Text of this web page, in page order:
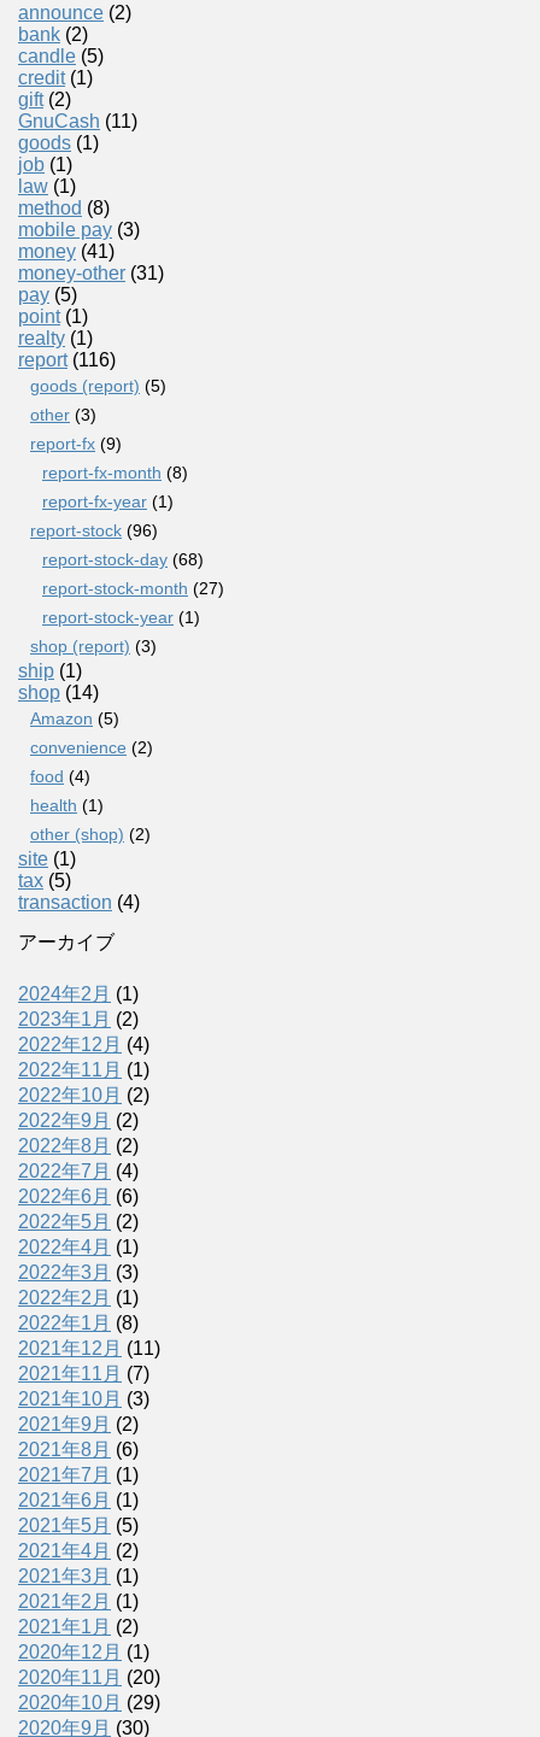
announce (2)
bank (2)
candle (5)
credit(1)
gift(2)
GnuCash (11)
goods (1)
job (1)
law (1)
method (8)
mobile pay (3)
money (41)
money-other (31)
pay (5)
point(1)
realty (1)
report(116)
goods (report) (5)
other (3)
report-fx (9)
report-fx-month (8)
report-fx-year (1)
report-stock (96)
report-stock-day (68)
report-stock-month (27)
report-stock-year (1)
shop (report) (3)
ship (1)
shop (14)
Amazon (5)
convenience (2)
food (4)
health (1)
other (shop) (2)
site (1)
tax (5)
transaction (4)
アーカイブ
2024年2月 (1)
2023年1月 (2)
2022年12月 (4)
2022年11月 (1)
2022年10月 (2)
2022年9月 (2)
2022年8月 (2)
2022年7月 (4)
2022年6月 (6)
2022年5月 (2)
2022年4月 (1)
2022年3月 (3)
2022年2月 (1)
2022年1月 (8)
2021年12月 (11)
2021年11月 (7)
2021年10月 (3)
2021年9月 (2)
2021年8月 (6)
2021年7月 (1)
2021年6月 (1)
2021年5月 (5)
2021年4月 (2)
2021年3月 (1)
2021年2月 (1)
2021年1月 (2)
2020年12月 (1)
2020年11月 (20)
2020年10月 (29)
2020年9月 (30)